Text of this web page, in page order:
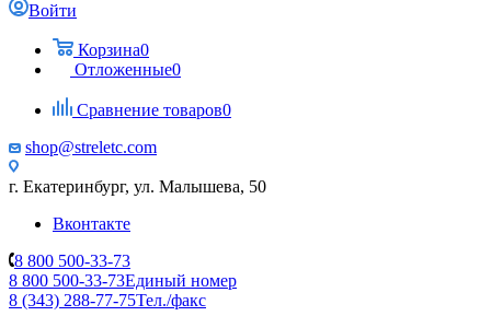
Войти
Корзина0
Отложенные0
Сравнение товаров0
shop@streletc.com
г. Екатеринбург, ул. Малышева, 50
Вконтакте
8 800 500-33-73
8 800 500-33-73Единый номер
8 (343) 288-77-75Тел./факс